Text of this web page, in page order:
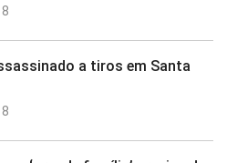
a tiros em Santa